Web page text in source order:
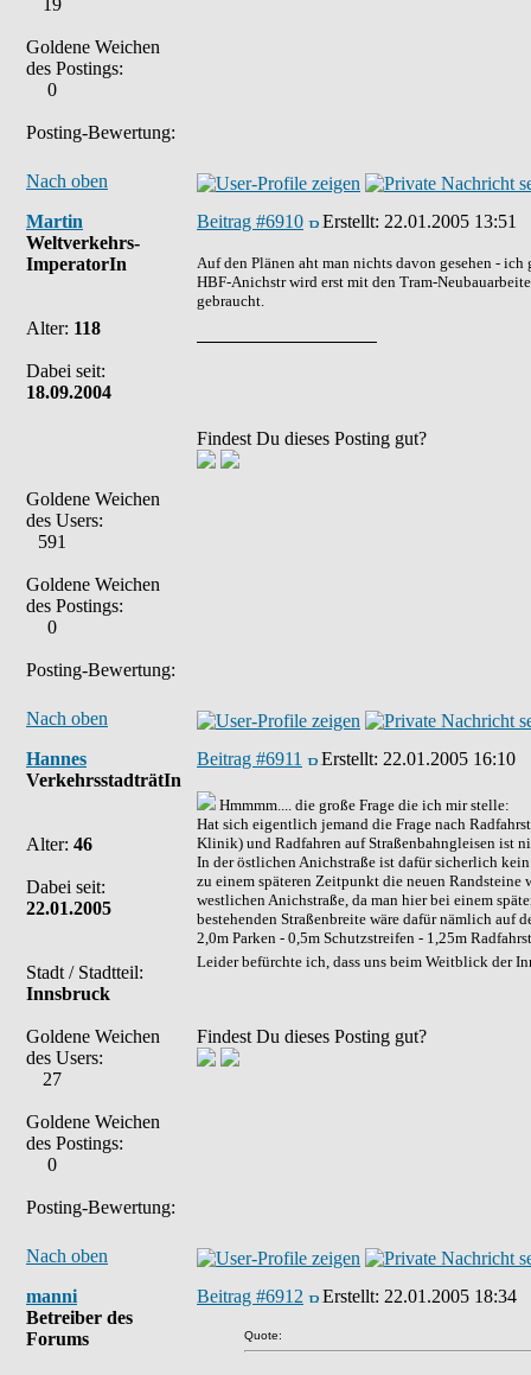
19
Goldene Weichen
des Postings:
0
Posting-Bewertung:
Nach oben
Martin
Weltverkehrs-
ImperatorIn
Alter: 118
Dabei seit:
18.09.2004
Goldene Weichen
des Users:
591
Goldene Weichen
des Postings:
0
Posting-Bewertung:
Beitrag #6910 Erstellt: 22.01.2005 13:51
Auf den Plänen aht man nichts davon gesehen -
HBF-Anichstr wird erst mit den Tram-
gebraucht.
Findest Du dieses Posting gut?
Nach oben
Hannes
VerkehrsstadträtIn
Alter: 46
Dabei seit:
22.01.2005
Stadt / Stadtteil:
Innsbruck
Goldene Weichen
des Users:
27
Goldene Weichen
des Postings:
0
Posting-Bewertung:
Beitrag #6911 Erstellt: 22.01.2005 16:10
Hmmmm.... die große Frage die ich mir stelle:
Hat sich eigentlich jemand die Frage nach
Klinik) und Radfahren auf Straßenbahngleisen ist
In der östlichen Anichstraße ist dafür sicherlich
zu einem späteren Zeitpunkt die neuen Randsteine
westlichen Anichstraße, da man hier bei einem
bestehenden Straßenbreite wäre dafür nämlich auf
2,0m Parken - 0,5m Schutzstreifen - 1,25m
Leider befürchte ich, dass uns beim Weitblick der
Findest Du dieses Posting gut?
Nach oben
manni
Betreiber des
Forums
Beitrag #6912 Erstellt: 22.01.2005 18:34
Quote: